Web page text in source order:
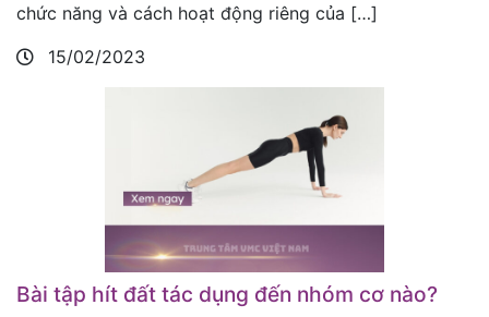
chức năng và cách hoạt động riêng của […]
15/02/2023
Bài tập hít đất tác dụng đến nhóm cơ nào?